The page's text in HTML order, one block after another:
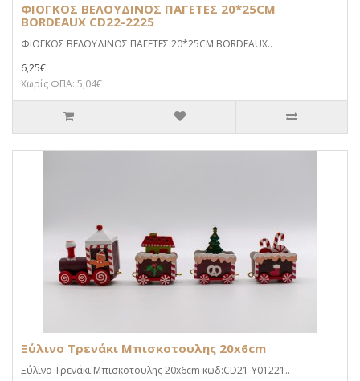
ΦΙΟΓΚΟΣ ΒΕΛΟΥΔΙΝΟΣ ΠΑΓΕΤΕΣ 20*25CM
BORDEAUX CD22-2225
ΦΙΟΓΚΟΣ ΒΕΛΟΥΔΙΝΟΣ ΠΑΓΕΤΕΣ 20*25CM BORDEAUX..
6,25€
Χωρίς ΦΠΑ: 5,04€
Ξύλινο Τρενάκι Μπισκοτουλης 20x6cm
Ξύλινο Τρενάκι Μπισκοτουλης 20x6cm κωδ:CD21-Y01221..